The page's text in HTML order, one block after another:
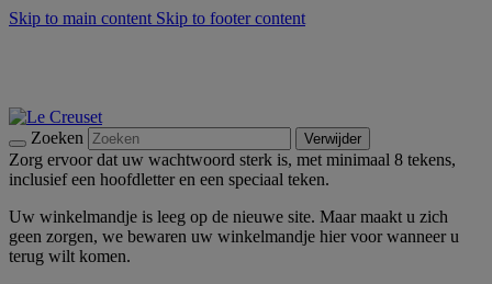
Skip to main content Skip to footer content
Zoeken Verwijder
Zorg ervoor dat uw wachtwoord sterk is, met minimaal 8 tekens,
inclusief een hoofdletter en een speciaal teken.
Uw winkelmandje is leeg op de nieuwe site. Maar maakt u zich
geen zorgen, we bewaren uw winkelmandje hier voor wanneer u
terug wilt komen.